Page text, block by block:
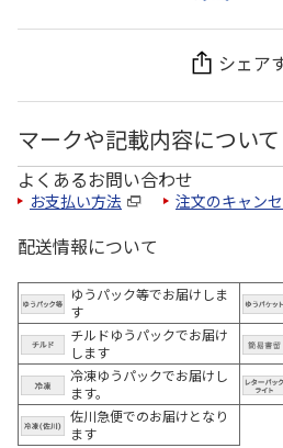
シェア
マークや記載内容について
よくあるお問い合わせ
お支払い方法 注文のキャン
配送情報について
ゆうパック等でお届けしま
す
チルドゆうパックでお届け
します
冷凍ゆうパックでお届けし
ます。
佐川急便でのお届けとなり
ます